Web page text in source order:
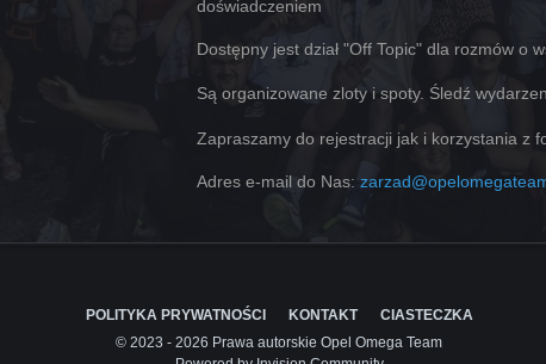
doświadczeniem
Dostępny jest dział "Off Topic" dla rozmów o
Są organizowane zloty i spoty. Śledź
Zapraszamy do rejestracji jak i korzystania z
Adres e-mail do Nas:
POLITYKA PRYWATNOŚCI KONTAKT
CIASTECZKA
© 2023 - 2026 Prawa autorskie Opel Omega Team